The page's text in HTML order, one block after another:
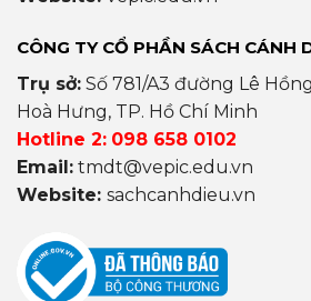
CÔNG TY CỔ PHẦN SÁCH CÁNH
Trụ sở: Số 781/A3 đường Lê
Hoà Hưng, TP. Hồ Chí Minh
Hotline 2: 098 658 0102
Email: tmdt@vepic.edu.vn
Website: sachcanhdieu.vn